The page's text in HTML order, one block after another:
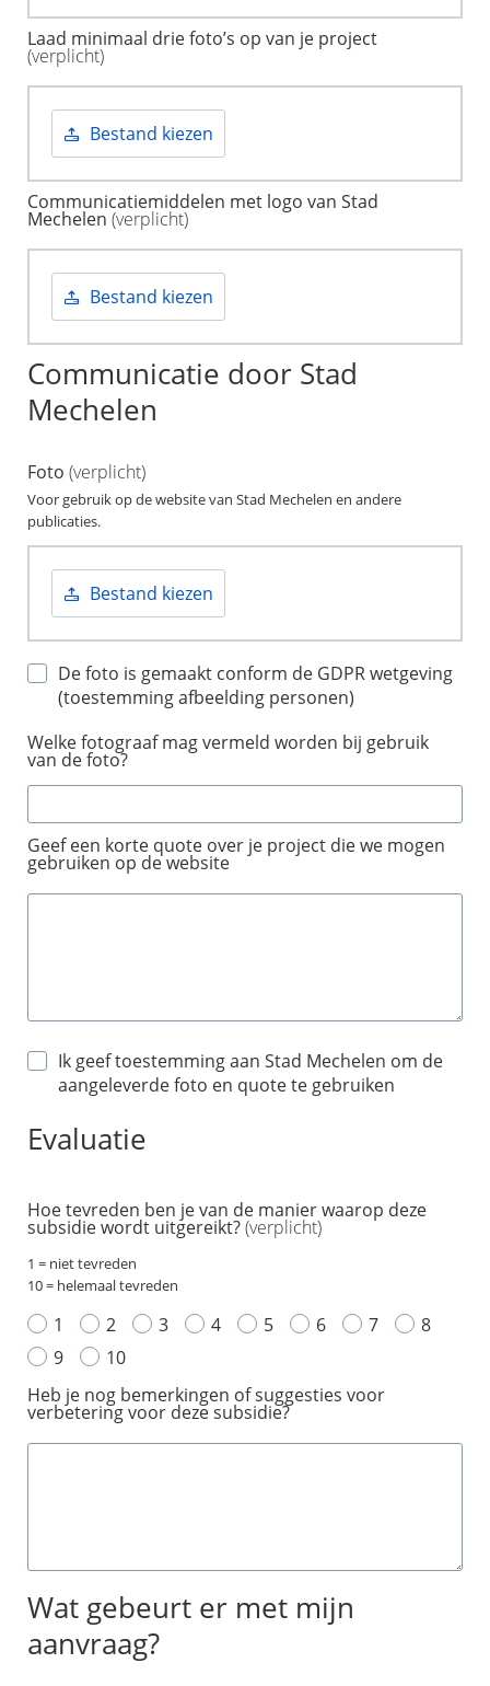
Laad minimaal drie foto’s op van je project
(verplicht)
Bestand kiezen
Communicatiemiddelen met logo van Stad
Mechelen (verplicht)
Bestand kiezen
Communicatie door Stad
Mechelen
Foto (verplicht)
Voor gebruik op de website van Stad Mechelen en andere
publicaties.
Bestand kiezen
De foto is gemaakt conform de GDPR wetgeving
(toestemming afbeelding personen)
Welke fotograaf mag vermeld worden bij gebruik
van de foto?
Geef een korte quote over je project die we mogen
gebruiken op de website
Ik geef toestemming aan Stad Mechelen om de
aangeleverde foto en quote te gebruiken
Evaluatie
Hoe tevreden ben je van de manier waarop deze
subsidie wordt uitgereikt?(verplicht)
1 = niet tevreden
10 = helemaal tevreden
1 2 3 4 5 6 7
8
9
10
Heb je nog bemerkingen of suggesties voor
verbetering voor deze subsidie?
Wat gebeurt er met mijn
aanvraag?